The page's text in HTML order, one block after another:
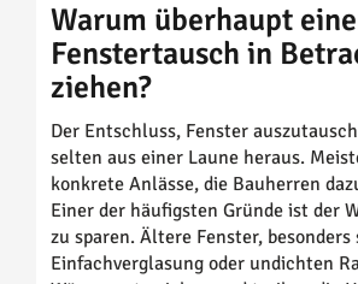
Warum überhaupt
Fenstertausch in
ziehen?
Der Entschluss, Fenster
selten aus einer Laune heraus.
konkrete Anlässe, die Bauherren
Einer der häufigsten Gründe ist der
zu sparen. Ältere Fenster,
Einfachverglasung oder undichten